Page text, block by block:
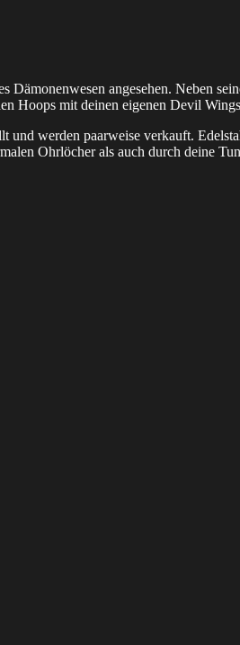
angesehen. Neben
Hoops mit deinen eigenen Devil
und werden paarweise verkauft.
Ohrlöcher als auch durch deine